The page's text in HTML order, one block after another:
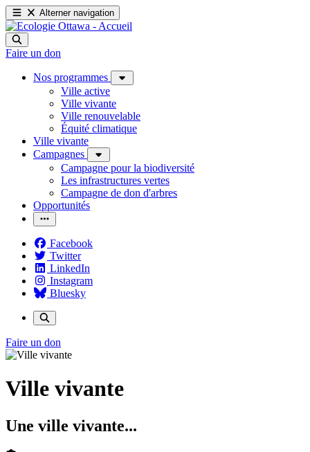
Alterner navigation
Faire un don
Nos programmes
Ville active
Ville vivante
Ville renouvelable
Équité climatique
Ville vivante
Campagnes
Campagne pour la biodiversité
Les infrastructures vertes
Campagne de don d'arbres
Opportunités
Facebook
Twitter
LinkedIn
Instagram
Bluesky
Faire un don
Ville vivante
Une ville vivante...